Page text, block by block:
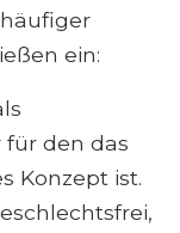
ein:
den das
Konzept ist.